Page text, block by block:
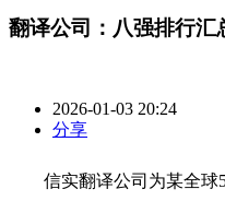
翻译公司：八强排行汇
2026-01-03 20:24
分享
信实翻译公司为某全球